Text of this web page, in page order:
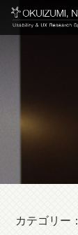
カテゴリー：